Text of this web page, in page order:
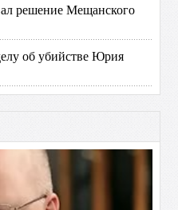
решение Мещанского
об убийстве Юрия